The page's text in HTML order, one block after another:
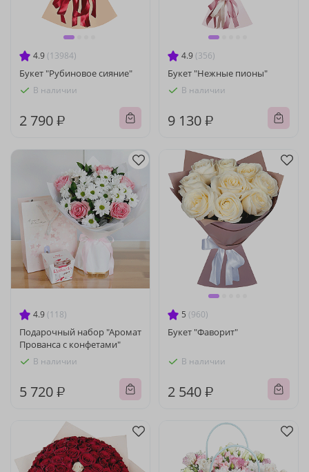
4.9 (13984)
Букет "Рубиновое сияние"
В наличии
2 790 ₽
4.9 (356)
Букет "Нежные пионы"
В наличии
9 130 ₽
4.9 (118)
Подарочный набор "Аромат
Прованса с конфетами"
В наличии
5 720 ₽
5 (960)
Букет "Фаворит"
В наличии
2 540 ₽